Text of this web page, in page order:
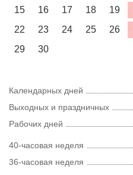
15
16 17 18 19
22
23 24 25 26
29
30
Календарных дней
Выходных и праздничных
Рабочих дней
40-часовая неделя
36-часовая неделя